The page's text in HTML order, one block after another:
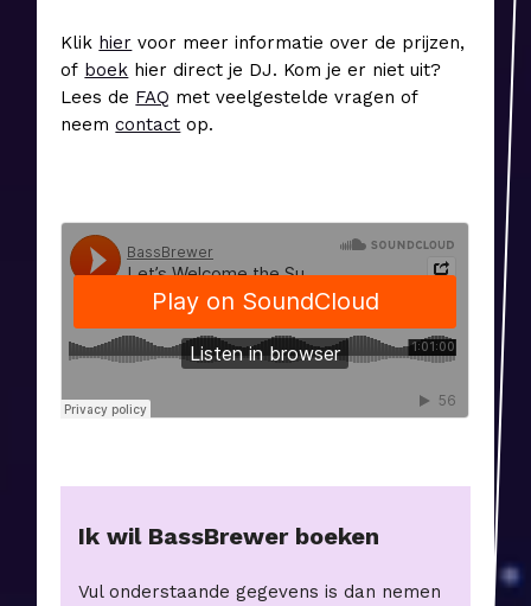
Klik hier voor meer informatie over de prijzen,
of boek hier direct je DJ. Kom je er niet uit?
Lees de FAQ met veelgestelde vragen of
neemcontact op.
Ik wil BassBrewerboeken
Vul onderstaande gegevens is dan nemen